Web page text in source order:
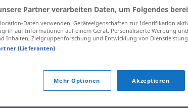
esa ein solcherodsolch ein
ich habe solcheAngst
Partner verarbeiten Daten, um Folgendes
Daten verwenden. Geräteeigenschaften zur Identifikation
auf Informationen auf einem Gerät. Personalisierte Werbung
Inhalten, Zielgruppenforschung und Entwicklung von
(Lieferanten)
Mehr Optionen Akzeptieren